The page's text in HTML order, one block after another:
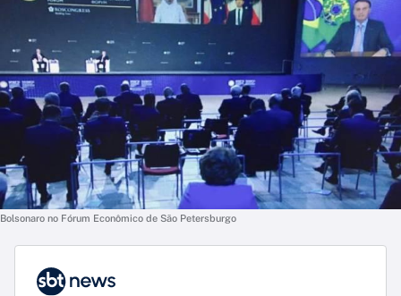
Bolsonaro no Fórum Econômico de São Petersburgo